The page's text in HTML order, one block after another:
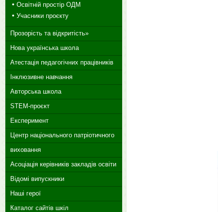
Освітній простір ОДМ
Учасники проєкту
Прозорість та відкритість»
Нова українська школа
Атестація педагогічних працівників
Інклюзивне навчання
Авторська школа
STEM-проєкт
Експеримент
Центр національного патріотичного
виховання
Асоціація керівників закладів освіти
Відомі випускники
Наші герої
Каталог сайтів шкіл